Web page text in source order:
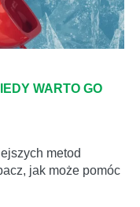
WARTO GO
metod
jak może pomóc